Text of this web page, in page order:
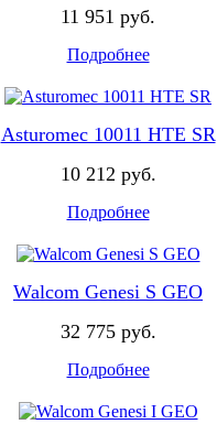
11 951 руб.
Подробнее
Asturomec 10011 HTE SR
10 212 руб.
Подробнее
Walcom Genesi S GEO
32 775 руб.
Подробнее